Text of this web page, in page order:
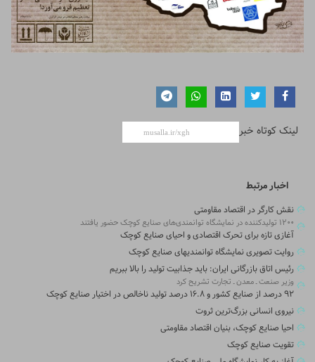
لینک کوتاه خبر
اخبار مرتبط
نقش کارگر در اقتصاد مقاومتی
۱۲۰۰ تولیدکننده در نمایشگاه توانمندی‌های صنایع کوچک حضور یافتند
آغازی تازه برای تحرک اقتصادی و احیای صنایع کوچک
روایت تصویری نمایشگاه توانمندی‎های صنایع کوچک
رئیس اتاق بازرگانی ایران: باید جذابیت تولید را بالا ببریم
وزیر صنعت ـ معدن ـ تجارت تشریح کرد
۹۲ درصد از صنایع کشور و ۱۶.۸ درصد تولید ناخالص در اختیار صنایع کوچک
نیروی انسانی بزرگ‌ترین ثروت
احیا صنایع کوچک، بنیان اقتصاد مقاومتی
تقویت صنایع کوچک